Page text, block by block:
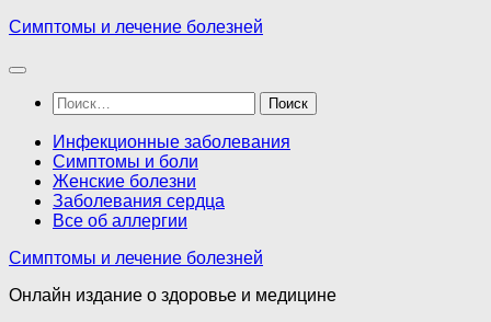
Перейти
содержимому
Симптомы и лечение болезней
Найти:
Инфекционные заболевания
Симптомы и боли
Женские болезни
Заболевания сердца
Все об аллергии
Симптомы и лечение болезней
Онлайн издание о здоровье и медицине